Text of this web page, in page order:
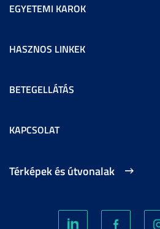
EGYETEMI KAROK
HASZNOS LINKEK
BETEGELLÁTÁS
KAPCSOLAT
Térképek és útvonalak